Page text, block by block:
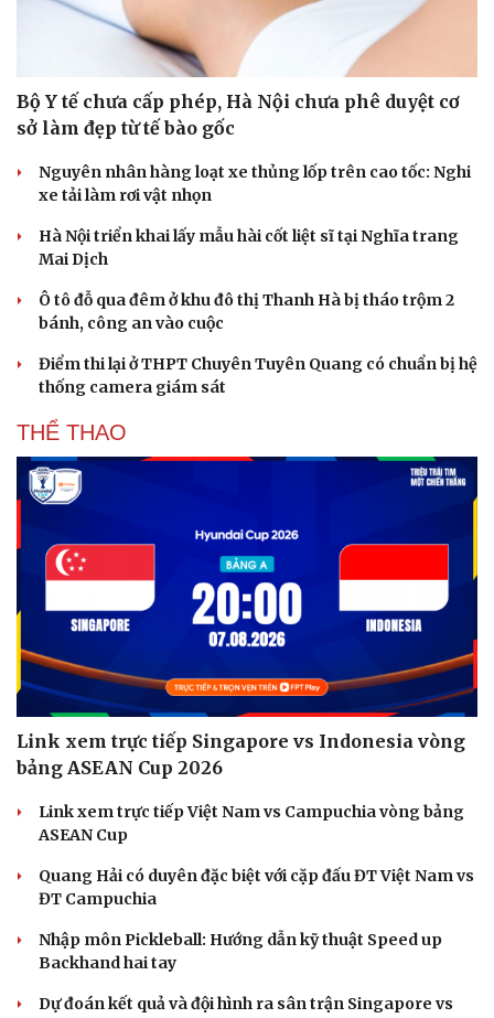
Văn hóa
Sân khấu - Điện ảnh
Âm nhạc
Di sản
Giải trí
Bộ Y tế chưa cấp phép, Hà Nội chưa phê duyệt cơ
sở làm đẹp từ tế bào gốc
Nguyên nhân hàng loạt xe thủng lốp trên cao tốc: Nghi
xe tải làm rơi vật nhọn
Hà Nội triển khai lấy mẫu hài cốt liệt sĩ tại Nghĩa trang
Mai Dịch
Ô tô đỗ qua đêm ở khu đô thị Thanh Hà bị tháo trộm 2
bánh, công an vào cuộc
Điểm thi lại ở THPT Chuyên Tuyên Quang có chuẩn bị hệ
thống camera giám sát
THỂ THAO
Link xem trực tiếp Singapore vs Indonesia vòng
bảng ASEAN Cup 2026
Link xem trực tiếp Việt Nam vs Campuchia vòng bảng
ASEAN Cup
Quang Hải có duyên đặc biệt với cặp đấu ĐT Việt Nam vs
ĐT Campuchia
Nhập môn Pickleball: Hướng dẫn kỹ thuật Speed up
Backhand hai tay
Dự đoán kết quả và đội hình ra sân trận Singapore vs